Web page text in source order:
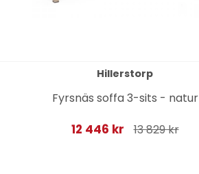
Hillerstorp
Fyrsnäs soffa 3-sits - natur
12 446 kr 13 829 kr